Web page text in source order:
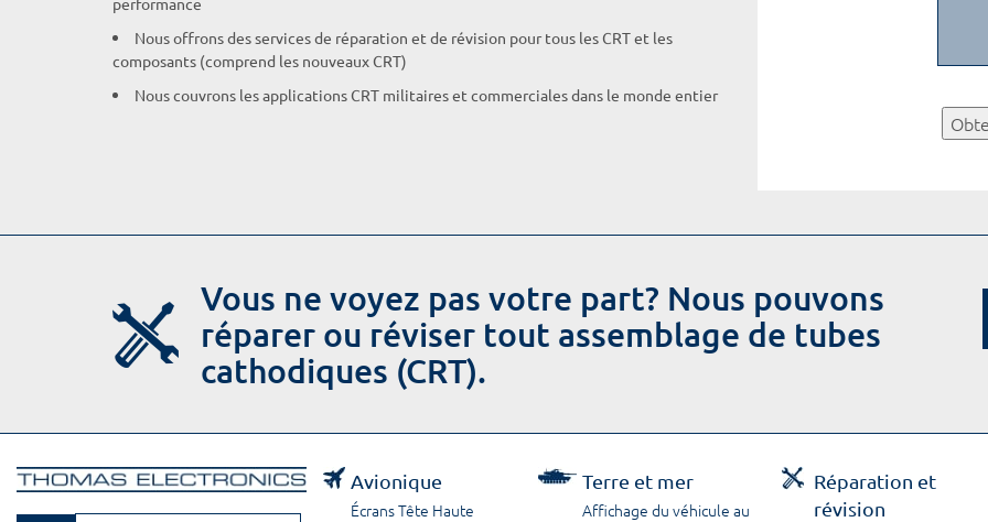
Nous offrons des services de réparation et de révision pour tous les CRT et les
composants (comprend les nouveaux CRT)
Nous couvrons les applications CRT militaires et commerciales dans le monde entier
Vous ne voyez pas votre part? Nous pouvons
réparer ou réviser tout assemblage de tubes
cathodiques (CRT).
Avionique
Écrans Tête Haute
Terre et mer
Affichage du véhicule au
Réparation et
révision